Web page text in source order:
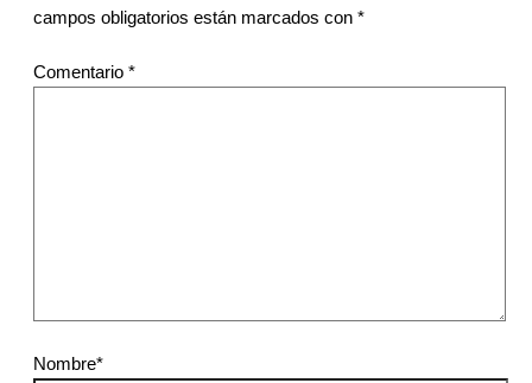
campos obligatorios están marcados con *
Comentario *
Nombre*